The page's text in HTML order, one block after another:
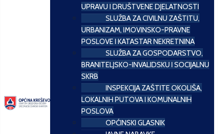
UPRAVU I DRUŠTVENE DJELATNOSTI
SLUŽBA ZA CIVILNU ZAŠTITU,
URBANIZAM, IMOVINSKO-PRAVNE
POSLOVE I KATASTAR NEKRETNINA
SLUŽBA ZA GOSPODARSTVO,
BRANITELJSKO-INVALIDSKU I SOCIJALNU
SKRB
INSPEKCIJA ZAŠTITE OKOLIŠA,
LOKALNIH PUTOVA I KOMUNALNIH
POSLOVA
OPĆINSKI GLASNIK